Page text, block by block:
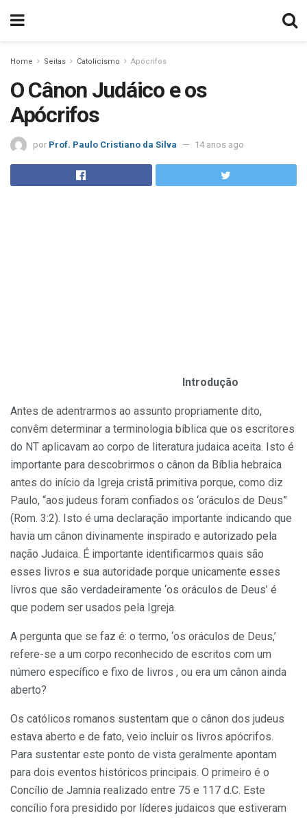
Home Seitas Catolicismo Apócrifos
O Cânon Judáico e os
Apócrifos
por Prof. Paulo Cristiano da Silva 14 anos ago
Introdução
Antes de adentrarmos ao assunto propriamente dito,
convêm determinar a terminologia bíblica que os escritores
do NT aplicavam ao corpo de literatura judaica aceita. Isto é
importante para descobrirmos o cânon da Bíblia hebraica
antes do início da Igreja cristã primitiva porque, como diz
Paulo, “aos judeus foram confiados os ‘oráculos de Deus”
(Rom. 3:2). Isto é uma declaração importante indicando que
havia um cânon divinamente inspirado e autorizado pela
nação Judaica. É importante identificarmos quais são
esses livros e sua autoridade porque unicamente esses
livros que são verdadeiramente ‘os oráculos de Deus’ é
que podem ser usados pela Igreja.
A pergunta que se faz é: o termo, ‘os oráculos de Deus,’
refere-se a um corpo reconhecido de escritos com um
número específico e fixo de livros , ou era um cânon ainda
aberto?
Os católicos romanos sustentam que o cânon dos judeus
estava aberto e de fato, veio incluir os livros apócrifos.
Para sustentar este ponto de vista geralmente apontam
para dois eventos históricos principais. O primeiro é o
Concílio de Jamnia realizado entre 75 e 117 d.C. Este
concílio fora presidido por líderes judaicos que estiveram